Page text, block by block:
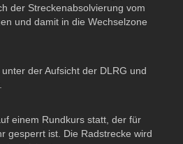
der Streckenabsolvierung vom
und damit in die Wechselzone
der Aufsicht der DLRG und
einem Rundkurs statt, der für
gesperrt ist. Die Radstrecke wird